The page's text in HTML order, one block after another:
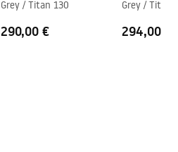
150mm
Grey / Titan 130
290,00 €
Grey / Titan
294,00 €